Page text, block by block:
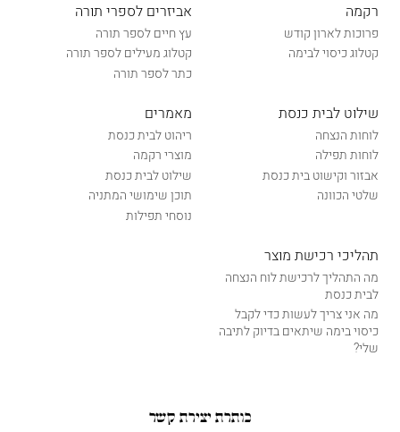
רקמה
פרוכות לארון קודש
קטלוג כיסוי לבימה
אביזרים לספרי תורה
עץ חיים לספר תורה
קטלוג מעילים לספר תורה
כתר לספר תורה
שילוט לבית כנסת
לוחות הנצחה
לוחות תפילה
אבזור וקישוט בית כנסת
שלטי הכוונה
מאמרים
ריהוט לבית כנסת
מוצרי רקמה
שילוט לבית כנסת
תוכן שימושי המתניה
נוסחי תפילות
תהליכי רכישת מוצר
מה התהליך לרכישת לוח הנצחה
לבית כנסת
מה אני צריך לעשות כדי לקבל
כיסוי בימה שיתאים בדיוק לתיבה
שלי?
כותרת יצירת קשר